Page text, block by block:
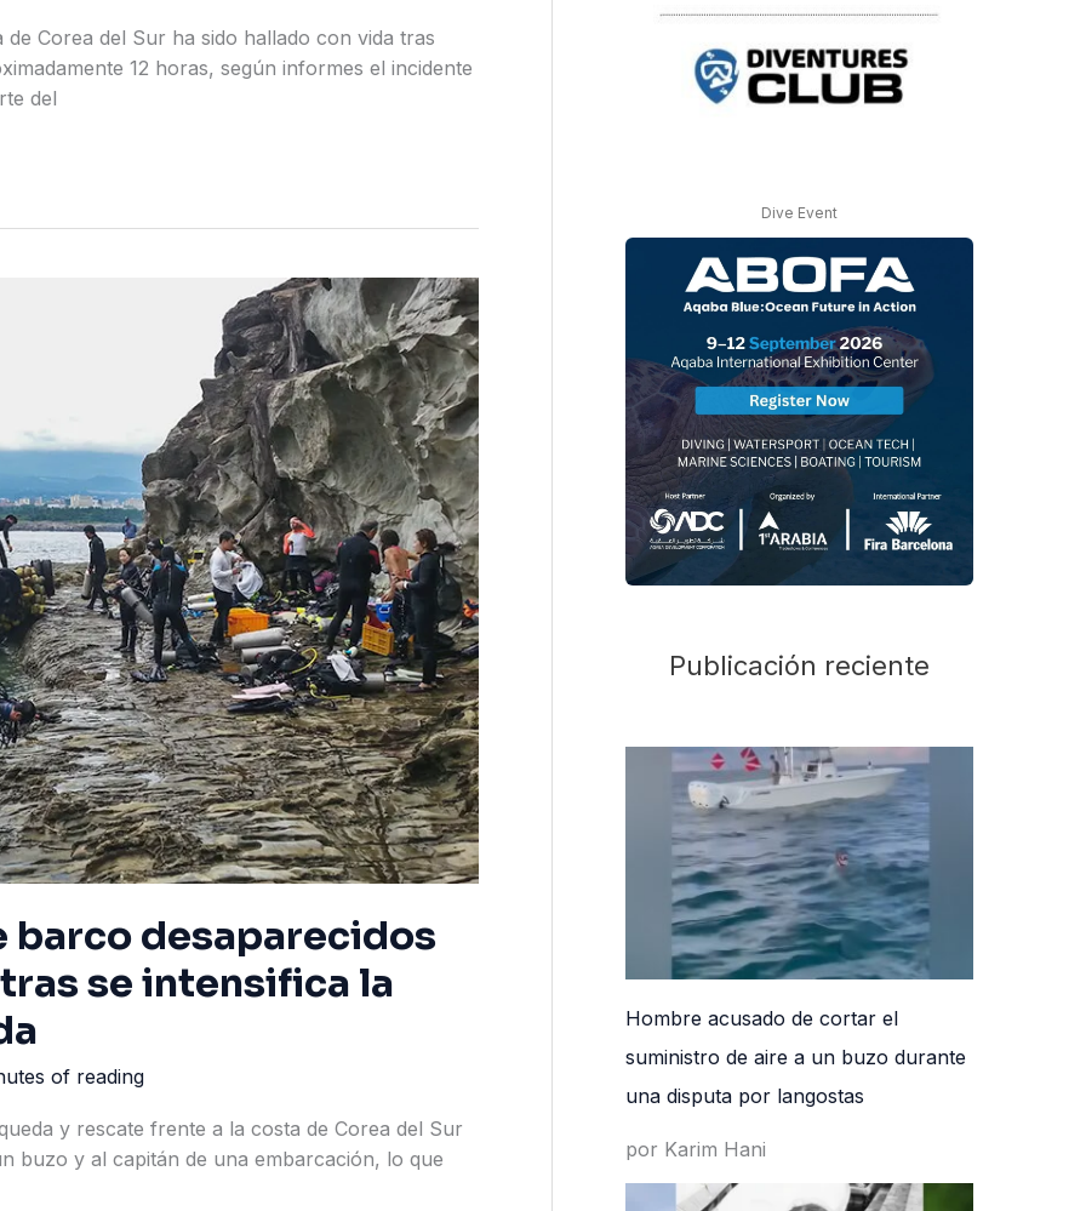
Corea del Sur ha sido hallado con vida tras
12 horas, según informes el incidente
del
barco desaparecidos
se intensifica la
of reading
y rescate frente a la costa de Corea del Sur
buzo y al capitán de una embarcación, lo que
Dive Event
Publicación reciente
Hombre acusado de cortar el
suministro de aire a un buzo durante
una disputa por langostas
por Karim Hani